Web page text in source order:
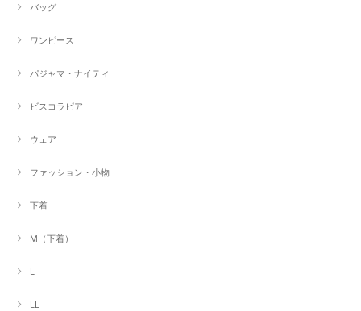
バッグ
ワンピース
パジャマ・ナイティ
ビスコラピア
ウェア
ファッション・小物
下着
M（下着）
L
LL